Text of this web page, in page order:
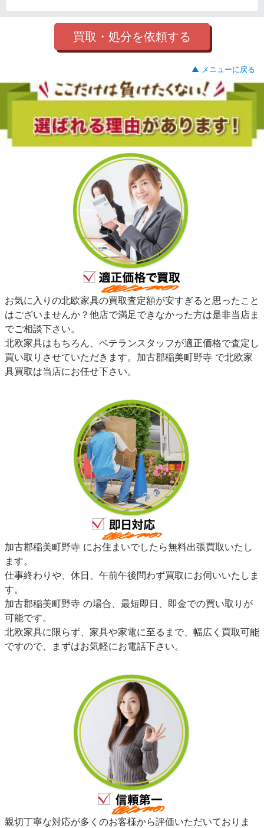
買取・処分を依頼する
▲ メニューに戻る
お気に入りの北欧家具の買取査定額が安すぎると思ったこと
はございませんか？他店で満足できなかった方は是非当店ま
でご相談下さい。
北欧家具はもちろん、ベテランスタッフが適正価格で査定し
買い取りさせていただきます。加古郡稲美町野寺 で北欧家
具買取は当店にお任せ下さい。
加古郡稲美町野寺 にお住まいでしたら無料出張買取いたし
ます。
仕事終わりや、休日、午前午後問わず買取にお伺いいたしま
す。
加古郡稲美町野寺 の場合、最短即日、即金での買い取りが
可能です。
北欧家具に限らず、家具や家電に至るまで、幅広く買取可能
ですので、まずはお気軽にお電話下さい。
親切丁寧な対応が多くのお客様から評価いただいておりま